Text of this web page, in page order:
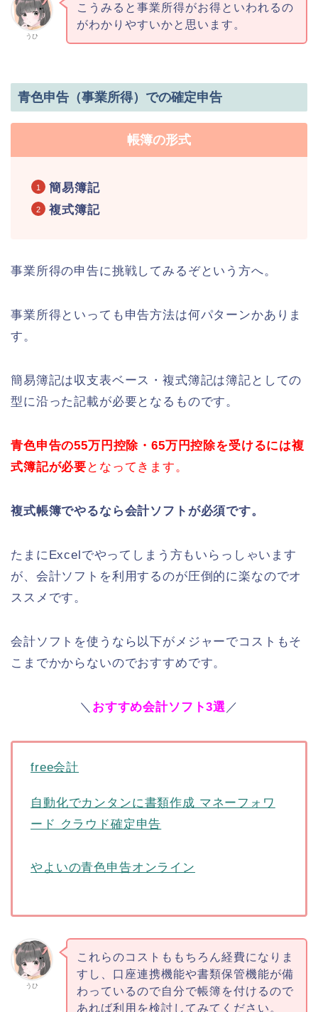
うひ
こうみると事業所得がお得といわれるの
がわかりやすいかと思います。
青色申告（事業所得）での確定申告
帳簿の形式
簡易簿記
複式簿記
事業所得の申告に挑戦してみるぞという方へ。
事業所得といっても申告方法は何パターンかありま
す。
簡易簿記は収支表ベース・複式簿記は簿記としての
型に沿った記載が必要となるものです。
青色申告の55万円控除・65万円控除を受けるには複
式簿記が必要 となってきます。
複式帳簿でやるなら会計ソフトが必須です。
たまにExcelでやってしまう方もいらっしゃいます
が、会計ソフトを利用するのが圧倒的に楽なのでオ
ススメです。
会計ソフトを使うなら以下がメジャーでコストもそ
こまでかからないのでおすすめです。
＼ おすすめ会計ソフト3選 ／
free会計
自動化でカンタンに書類作成 マネーフォワ
ード クラウド確定申告
やよいの青色申告オンライン
うひ
これらのコストももちろん経費になりま
すし、口座連携機能や書類保管機能が備
わっているので自分で帳簿を付けるので
あれば利用を検討してみてください。